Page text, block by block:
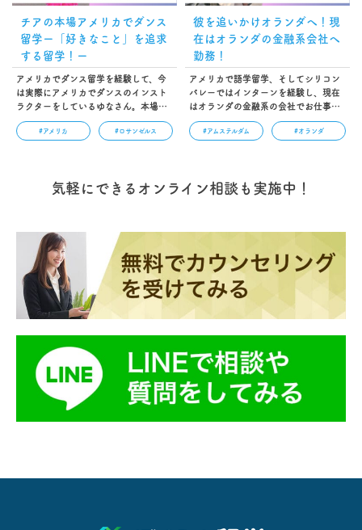
チアの本場アメリカでダンス
留学ー「好きなこと」を追求
する留学！ー
アメリカでダンス留学を経験して、今
は実際にアメリカでダンスのインスト
ラクターをしているゆなさん。本場ア
メリカで好きなダンスを追求し続ける
姿は本当にかっこいいですね！ゆなさ
#アメリカ #ロサンゼルス
彼を追いかけオランダへ！現
在はオランダの金融系会社へ
勤務！
アメリカで語学留学、そしてシリコン
バレーではインターンを経験し、現在
はオランダの金融系の会社でお仕事を
しているAKANEさん。留学中に出会っ
た彼を追いかけてオランダに渡航し国
#アムステルダム #オランダ
気軽にできるオンライン相談も実施中！